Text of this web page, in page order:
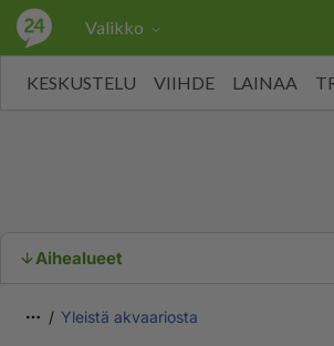
Valikko
KESKUSTELU VIIHDE LAINAA
Aihealueet
Yleistä akvaariosta